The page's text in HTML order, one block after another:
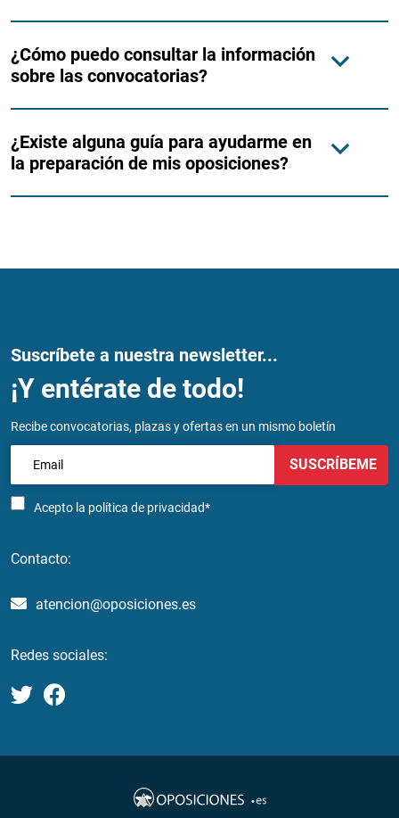
¿Cómo puedo consultar la información
sobre las convocatorias?
¿Existe alguna guía para ayudarme en
la preparación de mis oposiciones?
Suscríbete a nuestra newsletter...
¡Y entérate de todo!
Recibe convocatorias, plazas y ofertas en un mismo boletín
Acepto la política de privacidad*
SUSCRÍBEME
Contacto:
atencion@oposiciones.es
Redes sociales: